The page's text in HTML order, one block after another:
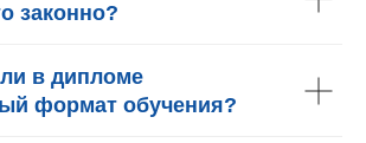
законно?
в дипломе
формат обучения?